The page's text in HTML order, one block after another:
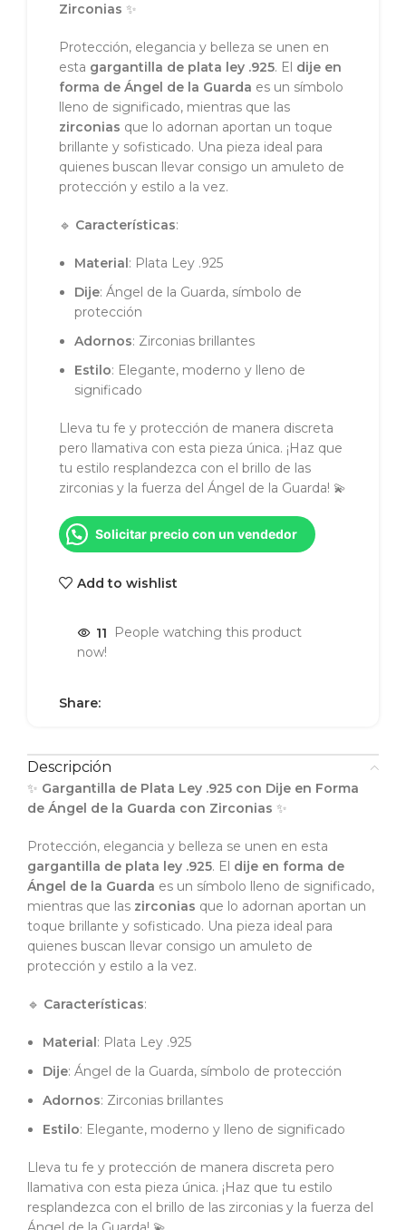
Zirconias ✨
Protección, elegancia y belleza se unen en
esta gargantilla de plata ley .925. El dije en
forma de Ángel de la Guarda es un símbolo
lleno de significado, mientras que las
zirconias que lo adornan aportan un toque
brillante y sofisticado. Una pieza ideal para
quienes buscan llevar consigo un amuleto de
protección y estilo a la vez.
🔹 Características:
Material : Plata Ley .925
Dije: Ángel de la Guarda, símbolo de
protección
Adornos: Zirconias brillantes
Estilo: Elegante, moderno y lleno de
significado
Lleva tu fe y protección de manera discreta
pero llamativa con esta pieza única. ¡Haz que
tu estilo resplandezca con el brillo de las
zirconias y la fuerza del Ángel de la Guarda! 💫
Solicitar precio con un vendedor
Add to wishlist
11
People watching this product
now!
Share:
Descripción
✨ Gargantilla de Plata Ley .925 con Dije en Forma
de Ángel de la Guarda con Zirconias ✨
Protección, elegancia y belleza se unen en esta
gargantilla de plata ley .925. El dije en forma de
Ángel de la Guarda es un símbolo lleno de significado,
mientras que las zirconias que lo adornan aportan un
toque brillante y sofisticado. Una pieza ideal para
quienes buscan llevar consigo un amuleto de
protección y estilo a la vez.
🔹 Características:
Material : Plata Ley .925
Dije: Ángel de la Guarda, símbolo de protección
Adornos: Zirconias brillantes
Estilo: Elegante, moderno y lleno de significado
Lleva tu fe y protección de manera discreta pero
llamativa con esta pieza única. ¡Haz que tu estilo
resplandezca con el brillo de las zirconias y la fuerza del